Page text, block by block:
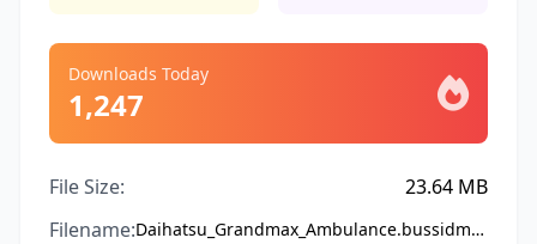
Downloads Today
1,247
File Size:
23.64 MB
Filename:
Daihatsu_Grandmax_Ambulance.bussidmod